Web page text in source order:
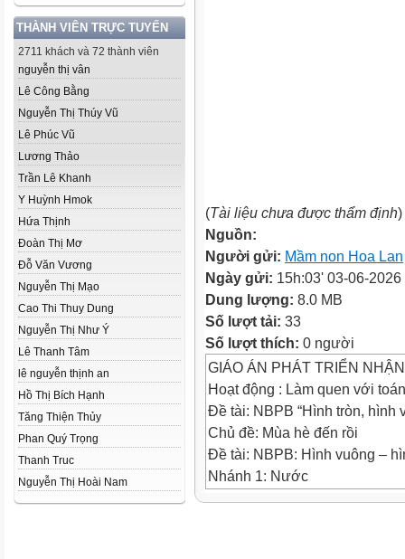
THÀNH VIÊN TRỰC TUYẾN
2711 khách và 72 thành viên
nguyễn thị vân
Lê Công Bằng
Nguyễn Thị Thúy Vũ
Lê Phúc Vũ
Lương Thảo
Trần Lê Khanh
Y Huỳnh Hmok
Hứa Thịnh
Đoàn Thị Mơ
Đỗ Văn Vương
Nguyễn Thị Mạo
Cao Thi Thuy Dung
Nguyễn Thị Như Ý
Lê Thanh Tâm
lê nguyễn thịnh an
Hồ Thị Bích Hạnh
Tăng Thiện Thủy
Phan Quý Trọng
Thanh Truc
Nguyễn Thị Hoài Nam
(Tài liệu chưa được thẩm định)
Nguồn:
Người gửi: Mầm non Hoa Lan
Ngày gửi: 15h:03' 03-06-2026
Dung lượng: 8.0 MB
Số lượt tải: 33
Số lượt thích: 0 người
GIÁO ÁN PHÁT TRIỂN
Hoạt động : Làm quen với toán
Đề tài: NBPB “Hình tròn, hình
Chủ đề: Mùa hè đến rồi
Đề tài: NBPB: Hình vuông –
Nhánh 1: Nước